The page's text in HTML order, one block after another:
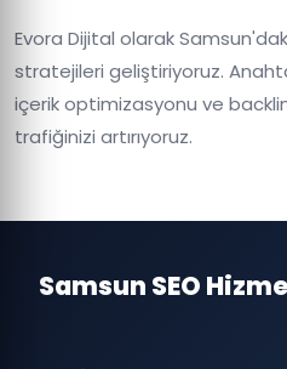
Evora Dijital olarak
stratejileri geliştiriyoruz.
içerik optimizasyonu ve
trafiğinizi artırıyoruz.
Samsun SEO